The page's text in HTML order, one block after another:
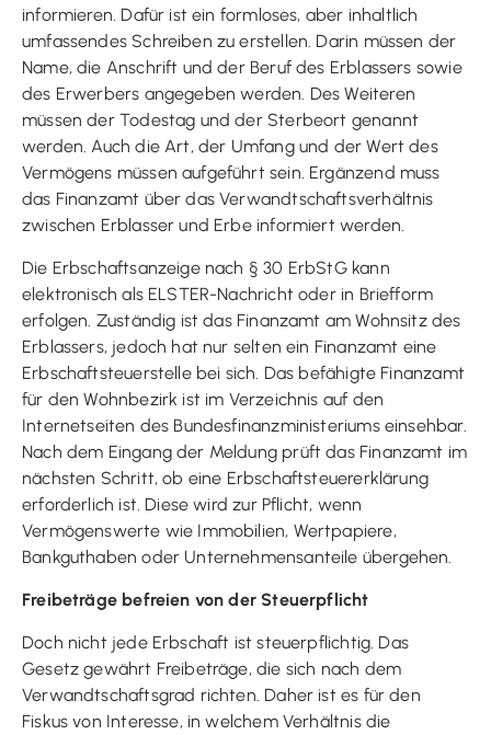
informieren. Dafür ist ein formloses, aber inhaltlich
umfassendes Schreiben zu erstellen. Darin müssen der
Name, die Anschrift und der Beruf des Erblassers sowie
des Erwerbers angegeben werden. Des Weiteren
müssen der Todestag und der Sterbeort genannt
werden. Auch die Art, der Umfang und der Wert des
Vermögens müssen aufgeführt sein. Ergänzend muss
das Finanzamt über das Verwandtschaftsverhältnis
zwischen Erblasser und Erbe informiert werden.
Die Erbschaftsanzeige nach § 30 ErbStG kann
elektronisch als ELSTER-Nachricht oder in Briefform
erfolgen. Zuständig ist das Finanzamt am Wohnsitz des
Erblassers, jedoch hat nur selten ein Finanzamt eine
Erbschaftsteuerstelle bei sich. Das befähigte Finanzamt
für den Wohnbezirk ist im Verzeichnis auf den
Internetseiten des Bundesfinanzministeriums einsehbar.
Nach dem Eingang der Meldung prüft das Finanzamt im
nächsten Schritt, ob eine Erbschaftsteuererklärung
erforderlich ist. Diese wird zur Pflicht, wenn
Vermögenswerte wie Immobilien, Wertpapiere,
Bankguthaben oder Unternehmensanteile übergehen.
Freibeträge befreien von der Steuerpflicht
Doch nicht jede Erbschaft ist steuerpflichtig. Das
Gesetz gewährt Freibeträge, die sich nach dem
Verwandtschaftsgrad richten. Daher ist es für den
Fiskus von Interesse, in welchem Verhältnis die